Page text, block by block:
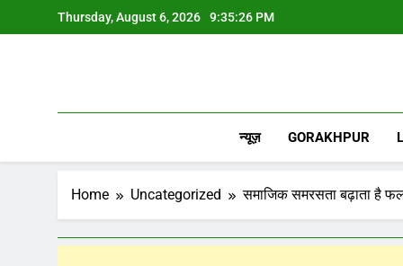
to
Thursday, August 6, 2026 9:35:27 PM
न्यूज़ GORAKHPUR
Home Uncategorized समाजिक समरसता बढ़ाता है